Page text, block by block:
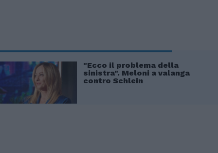
"Ecco il problema della
sinistra". Meloni a valanga
contro Schlein